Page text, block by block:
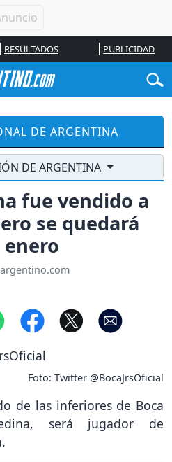
RESULTADOS PUBLICIDAD
DE ARGENTINA
DE ARGENTINA
fue vendido a
se quedará
enero
Foto: Twitter @BocaJrsOficial
de las inferiores de Boca
será jugador de